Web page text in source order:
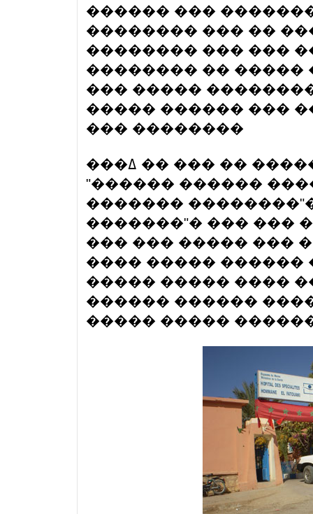
������ ���
�������� ��� ��
�������� ��� ���
�������� �� �����
��� �����
����� ������ ���
��� ��������
���ߡ �� ��� �� ����� ��� ��������� ��
"������ ������
�������
�������"� ��� ���
��� ��� ����� ���
���� ����� ������
����� ����� ����
������ ������
����� �����